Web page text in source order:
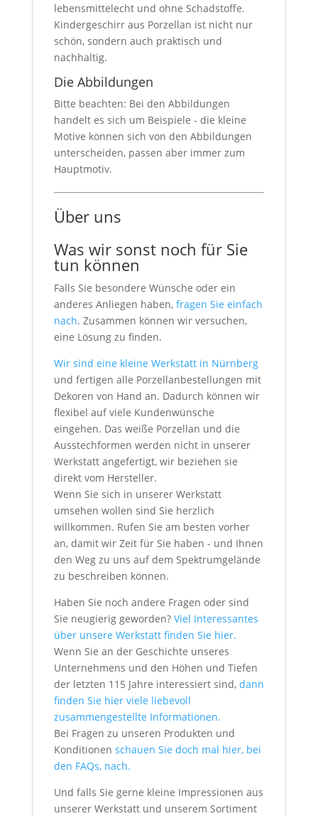
lebensmittelecht und ohne Schadstoffe.
Kindergeschirr aus Porzellan ist nicht nur
schön, sondern auch praktisch und
nachhaltig.
Die Abbildungen
Bitte beachten: Bei den Abbildungen
handelt es sich um Beispiele - die kleine
Motive können sich von den Abbildungen
unterscheiden, passen aber immer zum
Hauptmotiv.
Über uns
Was wir sonst noch für Sie
tun können
Falls Sie besondere Wünsche oder ein
anderes Anliegen haben, fragen Sie einfach
nach. Zusammen können wir versuchen,
eine Lösung zu finden.
Wir sind eine kleine Werkstatt in Nürnberg
und fertigen alle Porzellanbestellungen mit
Dekoren von Hand an. Dadurch können wir
flexibel auf viele Kundenwünsche
eingehen. Das weiße Porzellan und die
Ausstechformen werden nicht in unserer
Werkstatt angefertigt, wir beziehen sie
direkt vom Hersteller.
Wenn Sie sich in unserer Werkstatt
umsehen wollen sind Sie herzlich
willkommen. Rufen Sie am besten vorher
an, damit wir Zeit für Sie haben - und Ihnen
den Weg zu uns auf dem Spektrumgelände
zu beschreiben können.
Haben Sie noch andere Fragen oder sind
Sie neugierig geworden?Viel Interessantes
über unsere Werkstatt finden Sie hier.
Wenn Sie an der Geschichte unseres
Unternehmens und den Höhen und Tiefen
der letzten 115 Jahre interessiert sind, dann
finden Sie hier viele liebevoll
zusammengestellte Informationen.
Bei Fragen zu unseren Produkten und
Konditionen schauen Sie doch mal hier, bei
den FAQs, nach.
Und falls Sie gerne kleine Impressionen aus
unserer Werkstatt und unserem Sortiment